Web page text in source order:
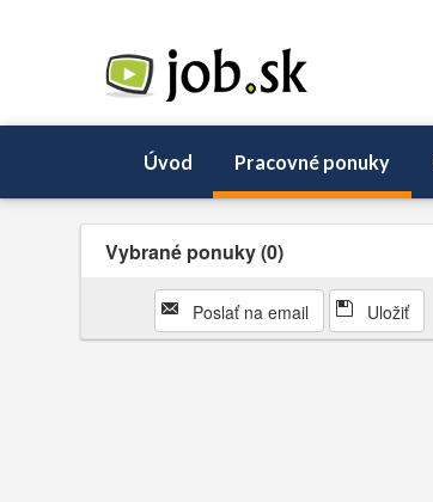
Úvod Pracovné ponuky
Vybrané ponuky 0
Poslať na email Uložiť